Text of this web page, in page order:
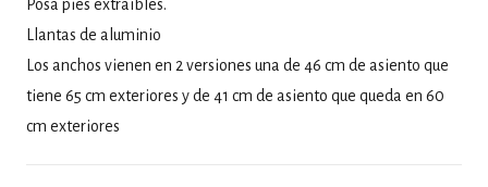
Posa pies extraíbles.
Llantas de aluminio
Los anchos vienen en 2 versiones una de 46 cm de asiento que
tiene 65 cm exteriores y de 41 cm de asiento que queda en 60
cm exteriores